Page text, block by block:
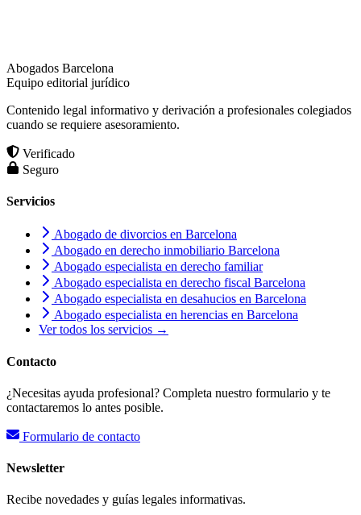
Abogados Barcelona
Equipo editorial jurídico
Contenido legal informativo y derivación a profesionales colegiados
cuando se requiere asesoramiento.
Verificado
Seguro
Servicios
Abogado de divorcios en Barcelona
Abogado en derecho inmobiliario Barcelona
Abogado especialista en derecho familiar
Abogado especialista en derecho fiscal Barcelona
Abogado especialista en desahucios en Barcelona
Abogado especialista en herencias en Barcelona
Ver todos los servicios →
Contacto
¿Necesitas ayuda profesional? Completa nuestro formulario y te
contactaremos lo antes posible.
Formulario de contacto
Newsletter
Recibe novedades y guías legales informativas.